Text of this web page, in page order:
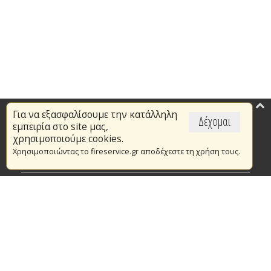
Δέχομαι
Για να εξασφαλίσουμε την κατάλληλη
εμπειρία στο site μας,
χρησιμοποιούμε cookies.
Χρησιμοποιώντας το fireservice.gr αποδέχεστε τη χρήση τους.
Επικαιρότητα
Το Πυροσβεστικό Σώμα